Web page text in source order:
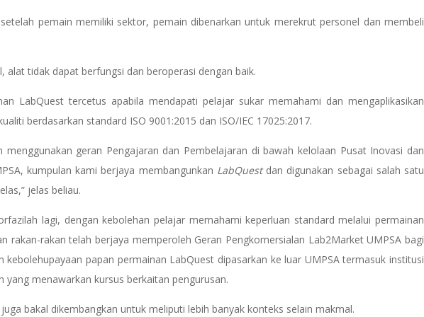
pemain memiliki sektor, pemain dibenarkan untuk merekrut personel dan membeli
alat tidak dapat berfungsi dan beroperasi dengan baik.
LabQuest tercetus apabila mendapati pelajar sukar memahami dan mengaplikasikan
berdasarkan standard ISO 9001:2015 dan ISO/IEC 17025:2017.
menggunakan geran Pengajaran dan Pembelajaran di bawah kelolaan Pusat Inovasi dan
kumpulan kami berjaya membangunkan LabQuestdan digunakan sebagai salah satu
jelas beliau.
lagi, dengan kebolehan pelajar memahami keperluan standard melalui permainan
rakan-rakan telah berjaya memperoleh Geran Pengkomersialan Lab2Market UMPSA bagi
kebolehupayaan papan permainan LabQuest dipasarkan ke luar UMPSA termasuk institusi
yang menawarkan kursus berkaitan pengurusan.
bakal dikembangkan untuk meliputi lebih banyak konteks selain makmal.